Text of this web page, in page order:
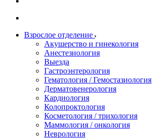
Взрослое отделение
Акушерство и гинекология
Анестезиология
Выезда
Гастроэнтерология
Гематология / Гемостазиология
Дерматовенерология
Кардиология
Колопроктология
Косметология / трихология
Маммология / онкология
Неврология